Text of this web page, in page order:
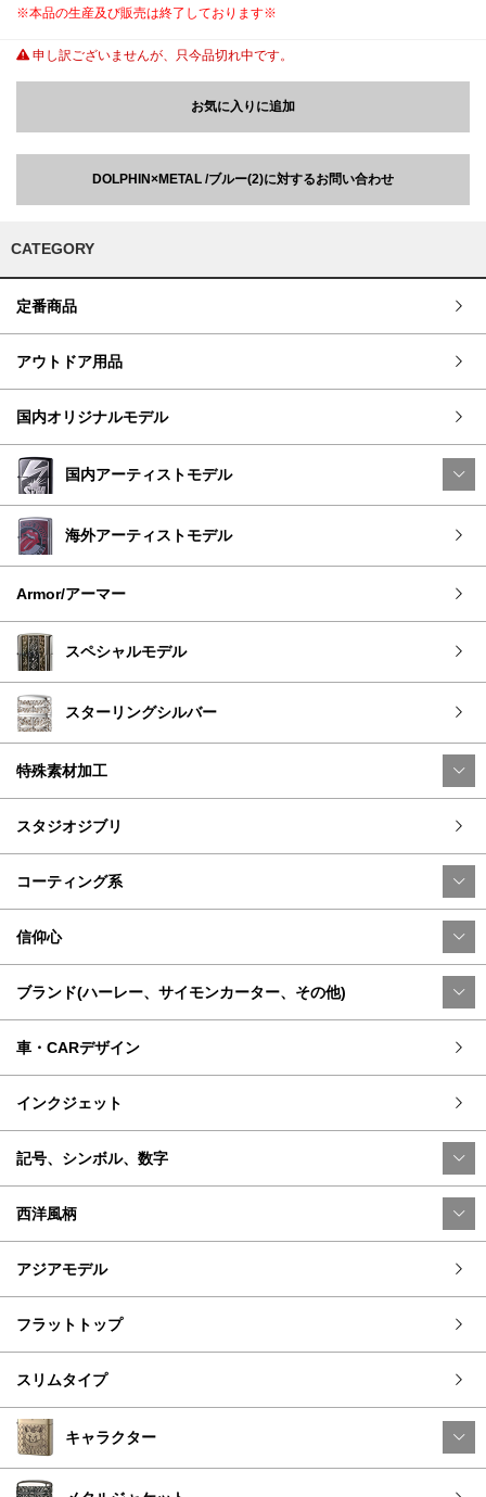
※本品の生産及び販売は終了しております※
申し訳ございませんが、只今品切れ中です。
お気に入りに追加
DOLPHIN×METAL /ブルー(2)に対するお問い合わせ
CATEGORY
定番商品
アウトドア用品
国内オリジナルモデル
国内アーティストモデル
海外アーティストモデル
Armor/アーマー
スペシャルモデル
スターリングシルバー
特殊素材加工
スタジオジブリ
コーティング系
信仰心
ブランド(ハーレー、サイモンカーター、その他)
車・CARデザイン
インクジェット
記号、シンボル、数字
西洋風柄
アジアモデル
フラットトップ
スリムタイプ
キャラクター